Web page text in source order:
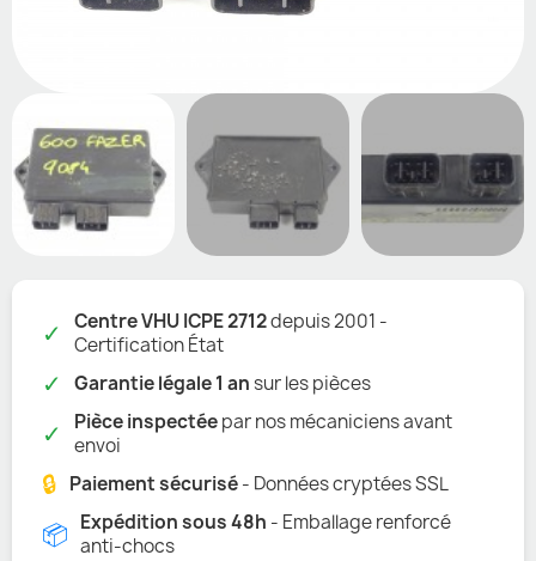
✓ Centre VHU ICPE 2712depuis 2001 -
Certification État
✓ Garantie légale 1 ansur les pièces
✓ Pièce inspectéepar nos mécaniciens avant
envoi
🔒 Paiement sécurisé- Données cryptées SSL
📦 Expédition sous 48h - Emballage renforcé
anti-chocs